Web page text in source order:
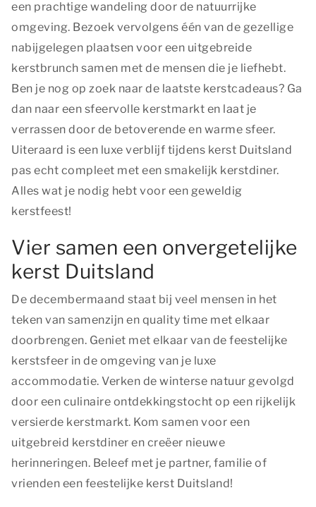
een prachtige wandeling door de natuurrijke
omgeving. Bezoek vervolgens één van de gezellige
nabijgelegen plaatsen voor een uitgebreide
kerstbrunch samen met de mensen die je liefhebt.
Ben je nog op zoek naar de laatste kerstcadeaus? Ga
dan naar een sfeervolle kerstmarkt en laat je
verrassen door de betoverende en warme sfeer.
Uiteraard is een luxe verblijf tijdens kerst Duitsland
pas echt compleet met een smakelijk kerstdiner.
Alles wat je nodig hebt voor een geweldig
kerstfeest!
Vier samen een onvergetelijke
kerst Duitsland
De decembermaand staat bij veel mensen in het
teken van samenzijn en quality time met elkaar
doorbrengen. Geniet met elkaar van de feestelijke
kerstsfeer in de omgeving van je luxe
accommodatie. Verken de winterse natuur gevolgd
door een culinaire ontdekkingstocht op een rijkelijk
versierde kerstmarkt. Kom samen voor een
uitgebreid kerstdiner en creëer nieuwe
herinneringen. Beleef met je partner, familie of
vrienden een feestelijke kerst Duitsland!